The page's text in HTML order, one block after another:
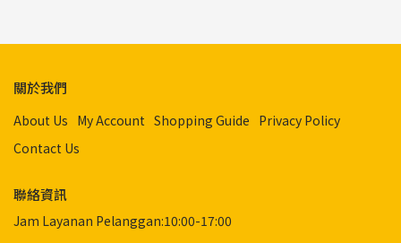
關於我們
About Us My Account Shopping Guide Privacy Policy
Contact Us
聯絡資訊
Jam Layanan Pelanggan:10:00-17:00